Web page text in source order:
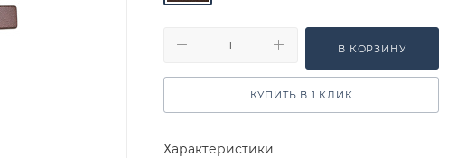
В КОРЗИНУ
КУПИТЬ В 1 КЛИК
Характеристики